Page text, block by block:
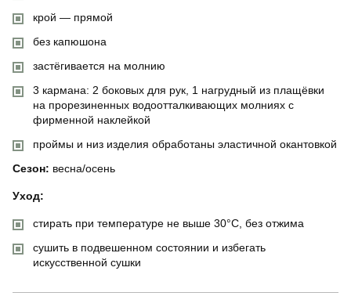
крой — прямой
без капюшона
застёгивается на молнию
3 кармана: 2 боковых для рук, 1 нагрудный из плащёвки
на прорезиненных водоотталкивающих молниях с
фирменной наклейкой
проймы и низ изделия обработаны эластичной окантовкой
Сезон: весна/осень
Уход:
стирать при температуре не выше 30°C, без отжима
сушить в подвешенном состоянии и избегать
искусственной сушки